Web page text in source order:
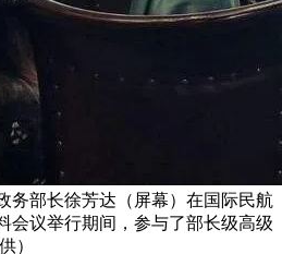
务部长徐芳达（屏幕）在国际民航
会议举行期间，参与了部长级高级
）